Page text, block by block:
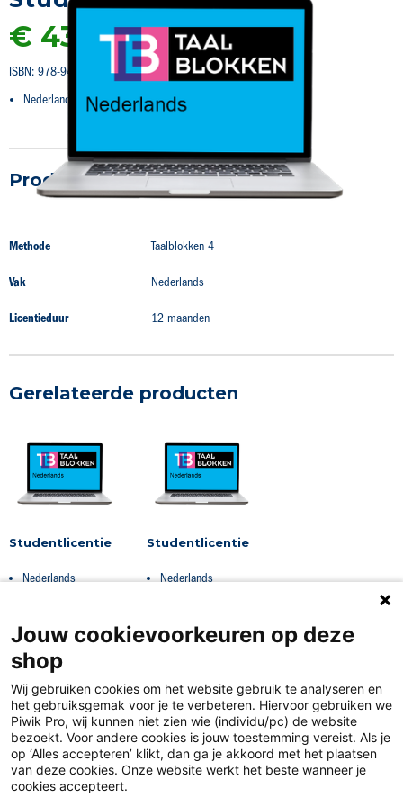
€ 43,25
ISBN: 978-94-020-7521-2
Nederlands
naar
het
begin
van
afbeeldingen-
Productdetails
Methode Taalblokken 4
Vak Nederlands
Licentieduur 12 maanden
Gerelateerde producten
Studentlicentie
Nederlands
Studentlicentie
Nederlands
Disclaimer
Jouw cookievoorkeuren op deze
shop
Wij gebruiken cookies om het website gebruik te analyseren en
het gebruiksgemak voor je te verbeteren. Hiervoor gebruiken we
Piwik Pro, wij kunnen niet zien wie (individu/pc) de website
bezoekt. Voor andere cookies is jouw toestemming vereist. Als je
op ‘Alles accepteren’ klikt, dan ga je akkoord met het plaatsen
van deze cookies. Onze website werkt het beste wanneer je
cookies accepteert.